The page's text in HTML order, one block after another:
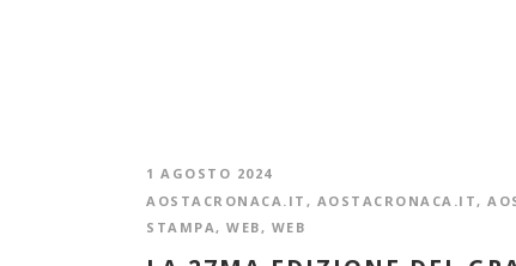
1 AGOSTO 2024
AOSTACRONACA.IT , AOSTACRONACA.IT,
STAMPA, WEB, WEB